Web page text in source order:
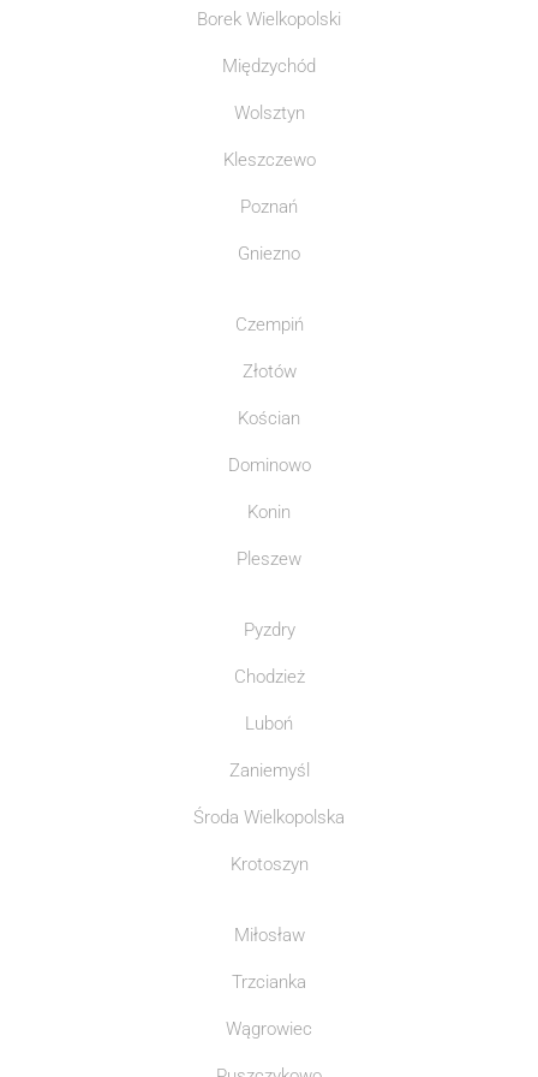
Borek Wielkopolski
Międzychód
Wolsztyn
Kleszczewo
Poznań
Gniezno
Czempiń
Złotów
Kościan
Dominowo
Konin
Pleszew
Pyzdry
Chodzież
Luboń
Zaniemyśl
Środa Wielkopolska
Krotoszyn
Miłosław
Trzcianka
Wągrowiec